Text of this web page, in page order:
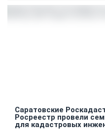
Саратовские
Росреестр провели
для кадастровых